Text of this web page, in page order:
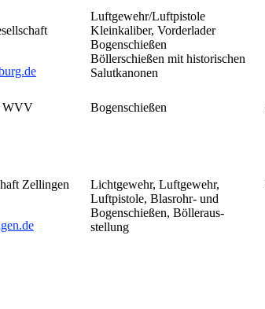
Luftgewehr/Luftpistole
Kleinkaliber, Vorderlader
Bogenschießen
Böllerschießen mit historischen
Salutkanonen
WVV
Bogenschießen
Zellingen
Lichtgewehr, Luftgewehr,
Luftpistole, Blasrohr- und
Bogenschießen, Bölleraus-
stellung